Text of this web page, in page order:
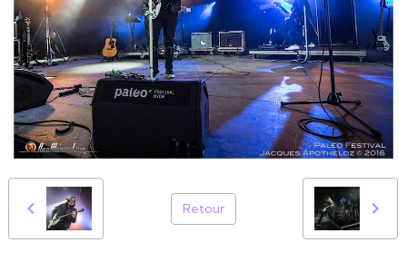
Retour